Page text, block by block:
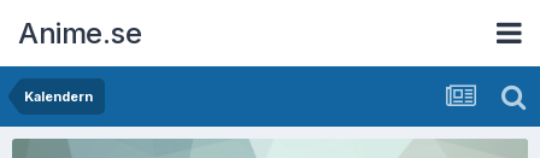
Anime.se
Kalendern